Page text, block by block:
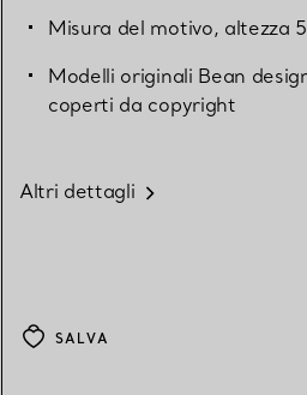
Misura del motivo, altezza
Modelli originali Bean
coperti da copyright
Altri dettagli
SALVA